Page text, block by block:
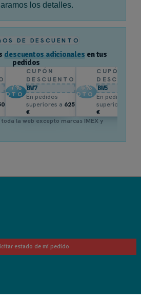
los detalles.
DE DESCUENTO
descuentos adicionales en tus
pedidos
7%
DTO.
CUPÓN
DESCUENTO
BW7
En pedidos
superiores a 625
€
5%
DTO.
CUPÓN
BW5
En pedidos
superiores a
€
la web excepto marcas IMEX y
estado de mi pedido